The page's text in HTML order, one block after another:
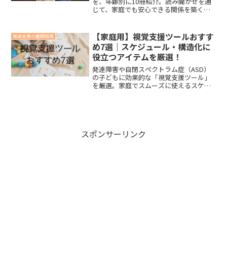
じて、家庭でも安心できる関係を築くヒ
発達支援の基礎知識
【家庭用】視覚支援ツールおすす
め7選｜スケジュール・構造化に
役立つアイテムを厳選！
発達障害や自閉スペクトラム症（ASD）
の子どもに効果的な「視覚支援ツール」
を厳選。家庭でスムーズに使えるスケジ
スポンサーリンク